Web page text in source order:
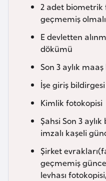
2 adet biometrik
geçmemiş
E devletten
dökümü
Son 3 aylık
İşe giriş bildirgesi
Kimlik fotokopisi
Şahsi Son 3
imzalı kaşeli
Şirket
geçmemiş
levhası